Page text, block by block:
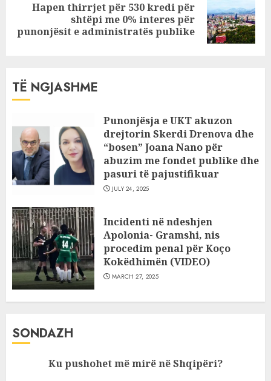
Next
post:
Hapen thirrjet për 530 kredi për
shtëpi me 0% interes për
punonjësit e administratës publike
TË NGJASHME
Punonjësja e UKT akuzon
drejtorin Skerdi Drenova dhe
“bosen” Joana Nano për
abuzim me fondet publike dhe
pasuri të pajustifikuar
JULY 24, 2025
Incidenti në ndeshjen
Apolonia- Gramshi, nis
procedim penal për Koço
Kokëdhimën (VIDEO)
MARCH 27, 2025
SONDAZH
Ku pushohet më mirë në Shqipëri?